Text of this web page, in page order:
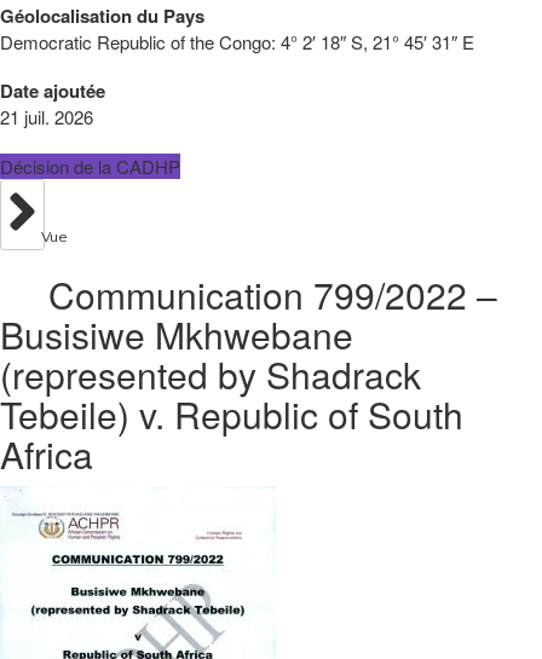
Géolocalisation du Pays
Democratic Republic of the Congo: 4° 2′ 18″ S, 21° 45′ 31″ E
Date ajoutée
21 juil. 2026
Décision de la CADHP
Vue
Communication 799/2022 –
Busisiwe Mkhwebane
(represented by Shadrack
Tebeile) v. Republic of South
Africa